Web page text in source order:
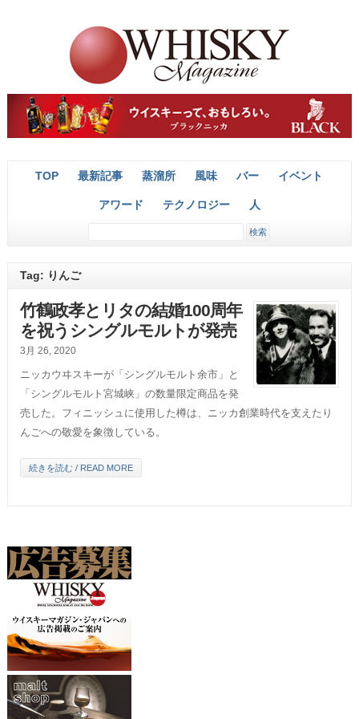
TOP 最新記事 蒸溜所 風味 バー イベント
アワード テクノロジー 人
Tag: りんご
竹鶴政孝とリタの結婚100周年
を祝うシングルモルトが発売
3月 26, 2020
ニッカウヰスキーが「シングルモルト余市」と
「シングルモルト宮城峡」の数量限定商品を発
売した。フィニッシュに使用した樽は、ニッカ創業時代を支えたり
んごへの敬愛を象徴している。
続きを読む / READ MORE